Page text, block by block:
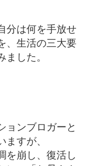
分は何を手放せ
、生活の三大要
した。
ョンブロガーと
すが、
を崩し、復活し